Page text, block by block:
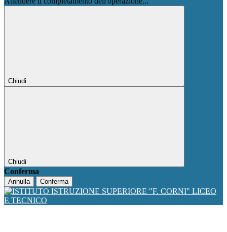
Chiudi
Chiudi
Conferma
Annulla Conferma